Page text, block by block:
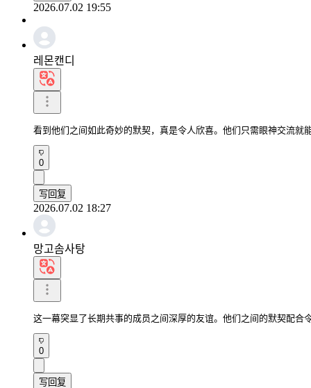
2026.07.02 19:55
레몬캔디
看到他们之间如此奇妙的默契，真是令人欣喜。他们只需眼神交流
0
写回复
2026.07.02 18:27
망고솜사탕
这一幕突显了长期共事的成员之间深厚的友谊。他们之间的默契配合
0
写回复